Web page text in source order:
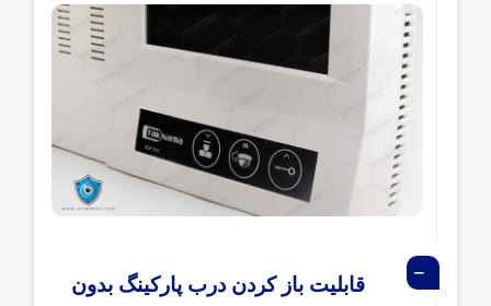
قابلیت باز کردن درب پارکینگ بدون